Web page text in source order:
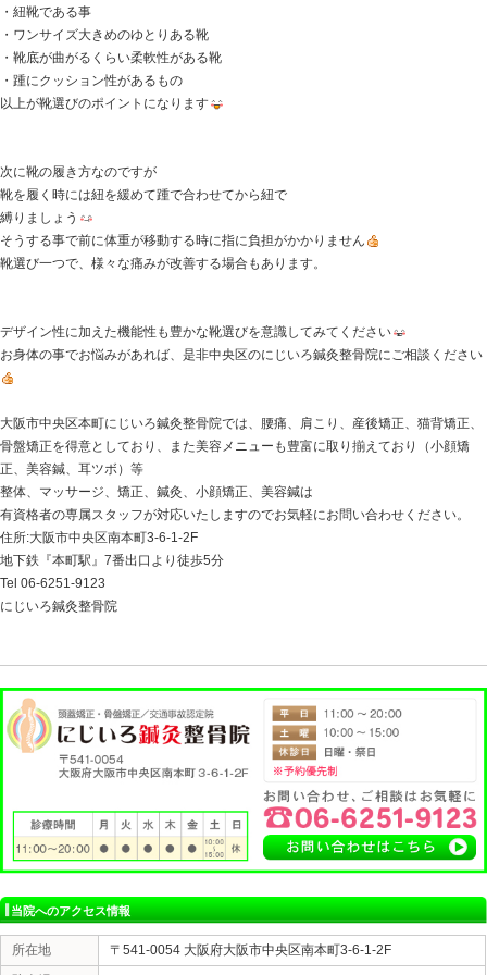
皆様は靴選びを慎重にしていますか
足のストレスは歩き方だけでなく、靴選びなどからも影
か？
『休みの日には、３キロ程度走ってます』とか
痛くなっている方が多くおられます(T ^ T)
一度、その様な経験がある方は、靴選びから見直してみ
決して靴は高価なものだからとか測定するから絶対に良
ん。
《ポイント》
・手にとって軽いもの
・紐靴である事
・ワンサイズ大きめのゆとりある靴
・靴底が曲がるくらい柔軟性がある靴
・踵にクッション性があるもの
以上が靴選びのポイントになります
次に靴の履き方なのですが
靴を履く時には紐を緩めて踵で合わせてから紐で
縛りましょう
そうする事で前に体重が移動する時に指に負担がかかり
靴選び一つで、様々な痛みが改善する場合もあります。
デザイン性に加えた機能性も豊かな靴選びを意識してみ
お身体の事でお悩みがあれば、是非中央区のにじいろ鍼